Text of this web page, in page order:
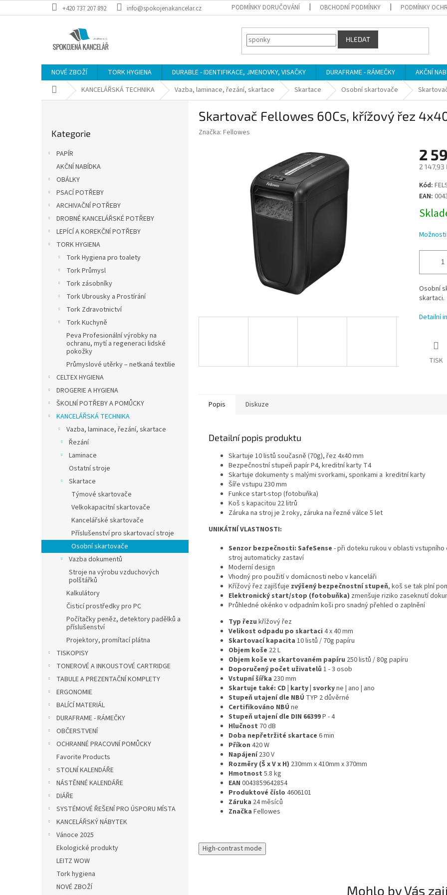
na
+420 737 207 892 info@spokojenakancelar.cz PODMÍNKY DORUČOVÁNÍ OBCHODNÍ PODMÍNKY PODMÍNKY
HLEDAT
NOVÉ ZBOŽÍ TORK HYGIENA DURABLE - IDENTIFIKACE, JMENOVKY, VISAČKY DURAFRAME - RÁMEČKY
AKČNÍ
Domů KANCELÁŘSKÁ TECHNIKA Vazba, laminace, řezání, skartace Skartace Osobní skartovače
kategorie
Kategorie
PAPÍR
AKČNÍ NABÍDKA
OBÁLKY
PSACÍ POTŘEBY
ARCHIVAČNÍ POTŘEBY
DROBNÉ KANCELÁŘSKÉ POTŘEBY
LEPÍCÍ A KOREKČNÍ POTŘEBY
TORK HYGIENA
Tork Hygiena pro toalety
Tork Průmysl
Tork zásobníky
Tork Ubrousky a Prostírání
Tork Zdravotnictví
Tork Kuchyně
Peva Profesionální výrobky na
ochranu, mytí a regeneraci lidské
pokožky
Průmyslové utěrky – netkaná textilie
CELTEX HYGIENA
DROGERIE A HYGIENA
ŠKOLNÍ POTŘEBY A POMŮCKY
KANCELÁŘSKÁ TECHNIKA
Vazba, laminace, řezání, skartace
Řezání
Laminace
Ostatní stroje
Skartace
Týmové skartovače
Velkokapacitní skartovače
Kancelářské skartovače
Příslušenství pro skartovací stroje
Osobní skartovače
Vazba dokumentů
Stroje na výrobu vzduchových
polštářků
Kalkulátory
Čisticí prostředky pro PC
Počítačky peněz, detektory padělků a
příslušenství
Projektory, promítací plátna
TISKOPISY
TONEROVÉ A INKOUSTOVÉ CARTRIDGE
TABULE A PREZENTAČNÍ KOMPLETY
ERGONOMIE
BALÍCÍ MATERIÁL
DURAFRAME - RÁMEČKY
OBČERSTVENÍ
OCHRANNÉ PRACOVNÍ POMŮCKY
Favorite Products
STOLNÍ KALENDÁŘE
NÁSTĚNNÉ KALENDÁŘE
DIÁŘE
SYSTÉMOVÉ ŘEŠENÍ PRO ÚSPORU MÍSTA
KANCELÁŘSKÝ NÁBYTEK
Vánoce 2025
Ekologické produkty
LEITZ WOW
Tork hygiena
NOVÉ ZBOŽÍ
Skartovač Fellowes 60Cs, křížový řez
Značka: Fellowes
2
2 147,93
Měrná
cena:
Kód:
EAN:
Osobní
skartaci.
Detailní
TISK
Popis Diskuze
Detailní popis produktu
Skartuje 10 listů současně (70g), řez 4x40 mm
Bezpečnostní stupeň papír P4, kreditní karty T4
Skartuje dokumenty s malými svorkami, sponkami a kreditní karty
Šíře vstupu 230 mm
Funkce start-stop (fotobuňka)
Koš s kapacitou 22 litrů
Záruka na stroj je 2 roky, záruka na řezné válce 5 let
UNIKÁTNÍ VLASTNOSTI:
Senzor bezpečnosti: SafeSense - při doteku rukou v oblasti
stroj automaticky zastaví
Moderní design
Vhodný pro použití v domácnosti nebo v kanceláři
Křížový řez zajišťuje zvýšený bezpečnostní stupeň, koš se tak plní
Elektronický start/stop (fotobuňka) zmenšuje riziko zaseknutí
Průhledné okénko v odpadním koši pro snadný přehled o zaplnění
Typ řezu křížový řez
Velikost odpadu po skartaci 4 x 40mm
Skartovací kapacita 10listů / 70g papíru
Objem koše 22L
Objem koše ve skartovaném papíru 250listů / 80g papíru
Doporučený počet uživatelů 1 - 3 osob
Vstupní šířka 230mm
Skartuje také: CD | karty | svorkyne | ano | ano
Stupeň utajení dle NBÚ TYP 2 důvěrné
Certifikováno NBÚ ne
Stupeň utajení dle DIN 66399P - 4
Hlučnost 70dB
Doba nepřetržité skartace 6min
Příkon 420W
Napájení 230V
Rozměry (Š x V x H) 230mm x 410mm x 370mm
Hmotnost 5.8 kg
EAN 0043859642854
Produktové číslo 4606101
Záruka 24měsíců
Značka Fellowes
High-contrast mode
Mohlo by Vás